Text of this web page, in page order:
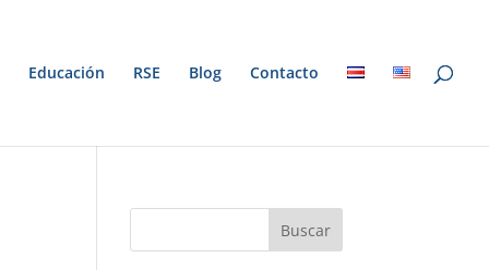
Educación RSE Blog Contacto
Buscar